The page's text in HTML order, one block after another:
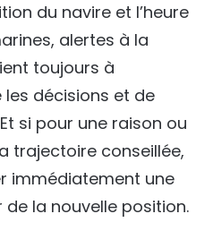
du navire et l’heure
alertes à la
toujours à
les décisions et de
si pour une raison ou
trajectoire conseillée,
immédiatement une
la nouvelle position.